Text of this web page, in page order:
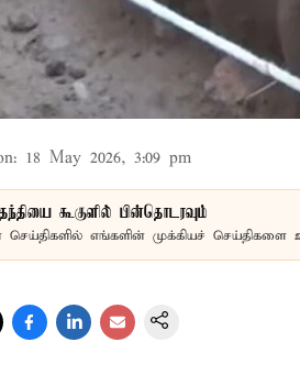
: 18 May 2026, 3:09 pm
கூகுளில் பின்தொடரவும்
செய்திகளில் எங்களின் முக்கியச் செய்திகளை